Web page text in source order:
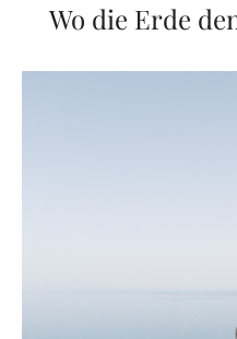
Wo die Erde